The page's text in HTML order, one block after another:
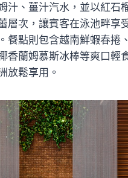
汁、薑汁汽水，並以紅石
層次，讓賓客在泳池畔享
餐點則包含越南鮮蝦春捲
香蘭姆慕斯冰棒等爽口輕
放鬆享用。